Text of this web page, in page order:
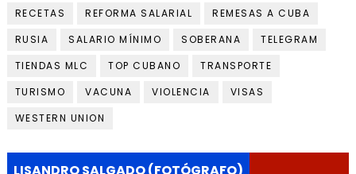
RECETAS REFORMA SALARIAL
REMESAS A CUBA
RUSIA
SALARIO MÍNIMO SOBERANA
TELEGRAM
TIENDAS MLC
TOP CUBANO
TRANSPORTE
TURISMO
VACUNA VIOLENCIA
VISAS
WESTERN UNION